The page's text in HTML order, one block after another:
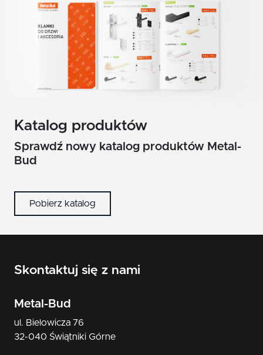
grafit
chrom szczotkowany mat
nikiel szczotkowany
nikiel szczotkowany mat
patyna
Katalog produktów
Sprawdź nowy katalog produktów Metal-
Bud
Pobierz katalog
Skontaktuj się z nami
Metal-Bud
ul. Bielowicza 76
32-040 Świątniki Górne